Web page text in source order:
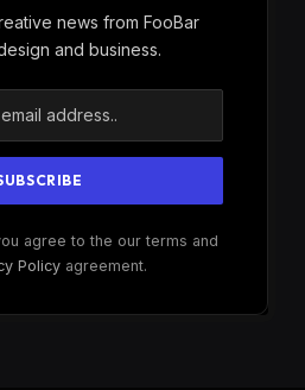
news from FooBar
and business.
agree to the our terms and
Policyagreement.